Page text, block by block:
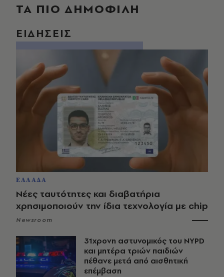
ΤΑ ΠΙΟ ΔΗΜΟΦΙΛΗ
ΕΙΔΗΣΕΙΣ
ΕΛΛΑΔΑ
Νέες ταυτότητες και διαβατήρια
χρησιμοποιούν την ίδια τεχνολογία με chip
Newsroom
31χρονη αστυνομικός του NYPD
και μητέρα τριών παιδιών
πέθανε μετά από αισθητική
επέμβαση